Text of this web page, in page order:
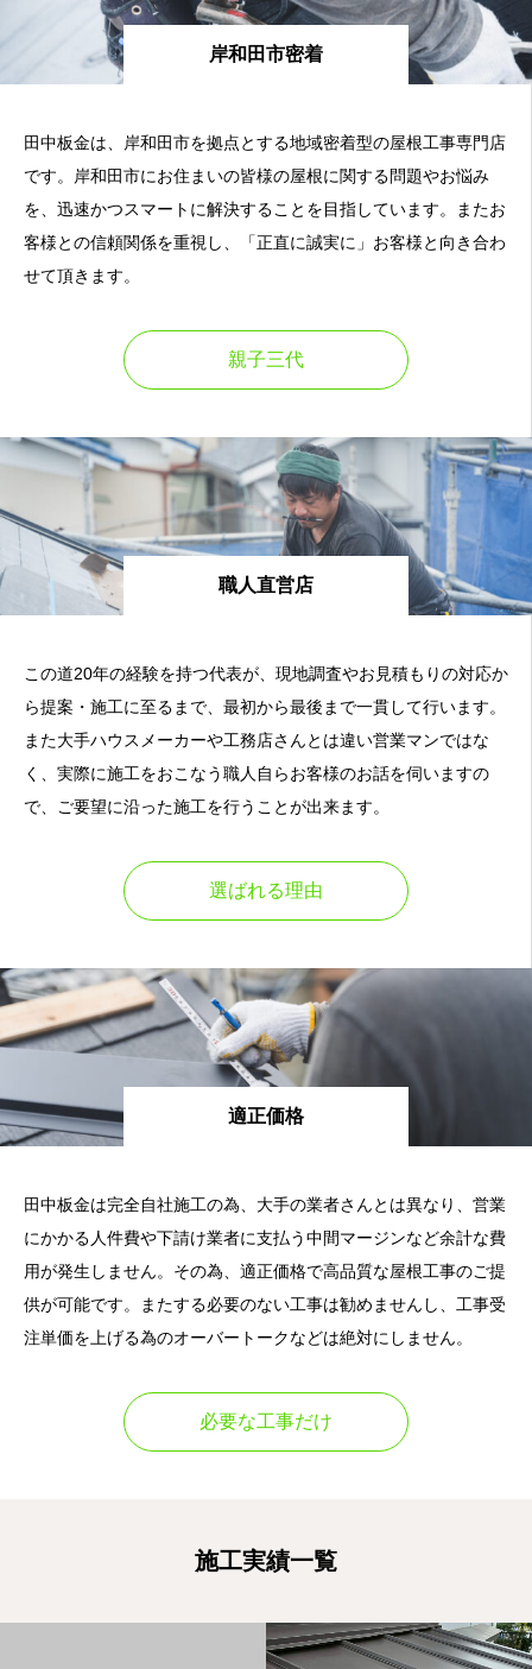
岸和田市密着
田中板金は、岸和田市を拠点とする地域密着型の屋根工事専門店
です。岸和田市にお住まいの皆様の屋根に関する問題やお悩み
を、迅速かつスマートに解決することを目指しています。またお
客様との信頼関係を重視し、「正直に誠実に」お客様と向き合わ
せて頂きます。
親子三代
職人直営店
この道20年の経験を持つ代表が、現地調査やお見積もりの対応か
ら提案・施工に至るまで、最初から最後まで一貫して行います。
また大手ハウスメーカーや工務店さんとは違い営業マンではな
く、実際に施工をおこなう職人自らお客様のお話を伺いますの
で、ご要望に沿った施工を行うことが出来ます。
選ばれる理由
適正価格
田中板金は完全自社施工の為、大手の業者さんとは異なり、営業
にかかる人件費や下請け業者に支払う中間マージンなど余計な費
用が発生しません。その為、適正価格で高品質な屋根工事のご提
供が可能です。またする必要のない工事は勧めませんし、工事受
注単価を上げる為のオーバートークなどは絶対にしません。
必要な工事だけ
施工実績一覧